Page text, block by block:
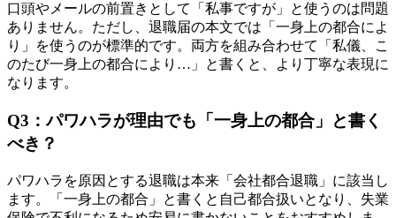
口頭やメールの前置きとして「私事ですが」と使うのは問題
ありません。ただし、退職届の本文では「一身上の都合によ
り」を使うのが標準的です。両方を組み合わせて「私儀、こ
のたび一身上の都合により…」と書くと、より丁寧な表現に
なります。
Q3：パワハラが理由でも「一身上の都合」と書く
べき？
パワハラを原因とする退職は本来「会社都合退職」に該当し
ます。「一身上の都合」と書くと自己都合扱いとなり、失業